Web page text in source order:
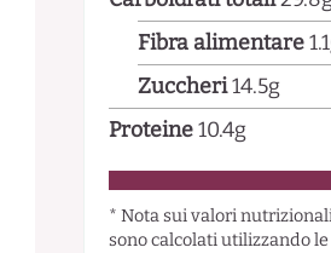
Fibra alimentare1.1
Zuccheri14.5g
Proteine10.4g
* Nota sui valori
sono calcolati utilizzando le